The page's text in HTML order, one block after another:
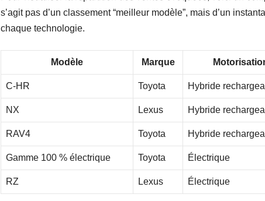
s’agit pas d’un classement “meilleur modèle”, mais d’un
chaque technologie.
Modèle Marque
C-HR Toyota Hybride
NX Lexus Hybride
RAV4 Toyota Hybride
Gamme 100 % électrique Toyota Électrique
RZ Lexus Électrique